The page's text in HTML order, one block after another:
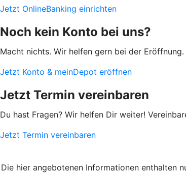
Jetzt OnlineBanking einrichten
Noch kein Konto bei uns?
Macht nichts. Wir helfen gern bei der
Jetzt Konto & meinDepot eröffnen
Jetzt Termin vereinbaren
Du hast Fragen? Wir helfen Dir weiter!
Jetzt Termin vereinbaren
Die hier angebotenen Informationen enthalten